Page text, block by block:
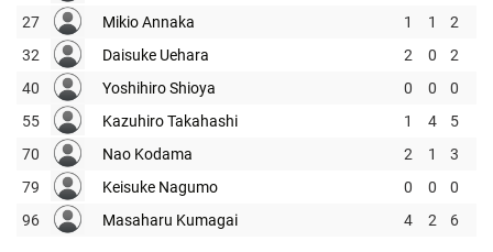
27
Mikio Annaka 1 1
2
32
Daisuke Uehara 2 0
2
40
Yoshihiro Shioya 0 0
0
55
Kazuhiro Takahashi 1 4
5
70
Nao Kodama 2 1
3
79
Keisuke Nagumo 0 0
0
96
Masaharu Kumagai 4 2 6